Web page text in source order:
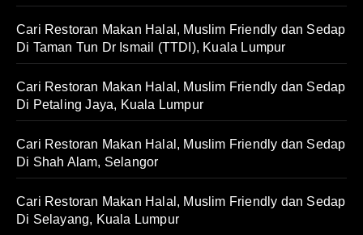
Cari Restoran Makan Halal, Muslim Friendly dan Sedap
Di Taman Tun Dr Ismail (TTDI), Kuala Lumpur
Cari Restoran Makan Halal, Muslim Friendly dan Sedap
Di Petaling Jaya, Kuala Lumpur
Cari Restoran Makan Halal, Muslim Friendly dan Sedap
Di Shah Alam, Selangor
Cari Restoran Makan Halal, Muslim Friendly dan Sedap
Di Selayang, Kuala Lumpur